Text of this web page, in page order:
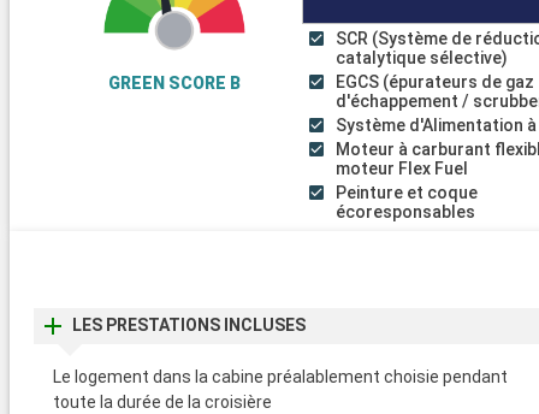
GREEN SCORE B
SCR (Système de
catalytique sélective)
EGCS (épurateurs de gaz
d'échappement /
Système d'Alimentation
Moteur à carburant
moteur Flex Fuel
Peinture et coque
écoresponsables
LES PRESTATIONS INCLUSES
Le logement dans la cabine préalablement choisie pendant
toute la durée de la croisière